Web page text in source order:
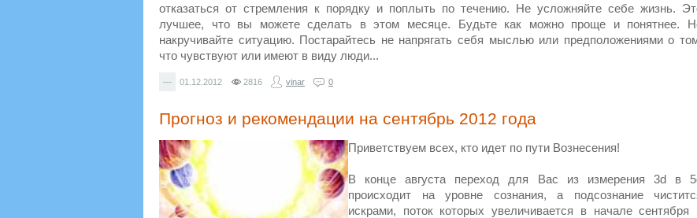
отказаться от стремления к порядку и поплыть по течению. Не усложняйте себе жизнь.
лучшее, что вы можете сделать в этом месяце. Будьте как можно проще и понятнее.
накручивайте ситуацию. Постарайтесь не напрягать себя мыслью или предположениями о
что чувствуют или имеют в виду люди...
— 01.12.2012 2816 vinar 0
Прогноз и рекомендации на сентябрь 2012 года
Приветствуем всех, кто идет по пути Вознесения!
В конце августа переход для Вас из измерения 3d в
происходит на уровне сознания, а подсознание
искрами, поток которых увеличивается в начале сентября